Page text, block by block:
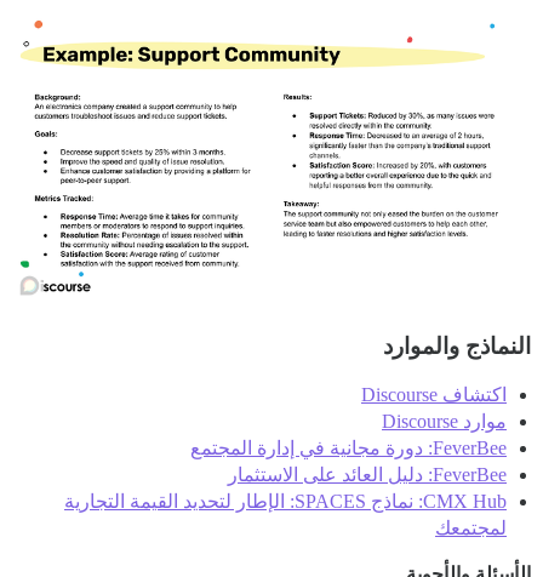
النماذج والموارد
اكتشاف Discourse
موارد Discourse
FeverBee: دورة مجانية في إدارة المجتمع
FeverBee: دليل العائد على الاستثمار
CMX Hub: نماذج SPACES: الإطار لتحديد القيمة التجارية
لمجتمعك